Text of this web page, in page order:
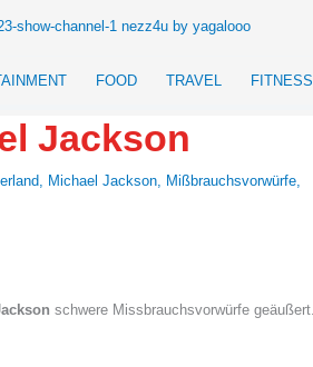
FOOD TRAVEL FITNESS
Jackson
, Michael Jackson, Mißbrauchsvorwürfe,
schwere Missbrauchsvorwürfe geäußert.